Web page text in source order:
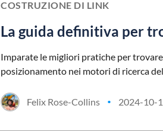
COSTRUZIONE DI LINK
La guida definitiva per
Imparate le migliori pratiche per
posizionamento nei motori di ricerca
Felix Rose-Collins • 2024-10-